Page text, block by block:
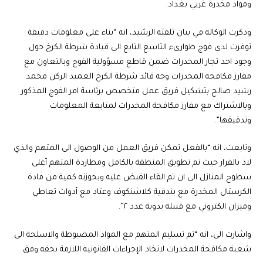
ومواد مخدرة غربي بغداد.
وذكرت الوكالة في بيان تلقته الرشيد، انه “بناء على معلومات دقيقة
توفرت لدى فوج طوارىء التاسع التابع الى قيادة شرطة الكرخ حول
وجود احد تجار المخدرات ضمن قاطع مسؤولية الفوج وبالتعاون مع
مفارز مكافحة المخدرات وجه قائد شرطة الكرخ العميد الركن محمد
رشيد صالح بتشكيل فريق عمل متخصص برئاسة امر الفوج المذكور
وبالاشتراك مع مفارز مكافحة المخدرات لمتابعة المعلومات
وتدقيقها”.
وتابعت، انه “بالفعل تمكن فريق العمل من الوصول الى المتهم والذي
لاذ بالفرار حيث تم تطويق المنطقة بالكامل ومطاردة المتهم أعلى
سطوح المنازل الى ان تم القاء القبض عليه وبحوزته كمية من مادة
الكرستال المخدرة مع بندقية كلاشنكوف وعتاد مع أدوات تعاطي
وميزان الكتروني مع قنبلة يدوية عدد ٢”.
واشارت الى، انه “تم تسليم المتهم مع المواد المضبوطة والاسلحة الى
شعبة مكافحة المخدرات لاتخاذ الإجراءات القانونية اللازمة بحقه وفق